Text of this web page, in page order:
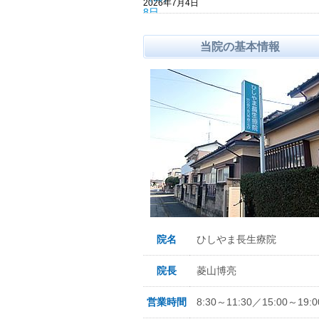
2026年7月4日
当院の基本情報
院名 ひしやま長生療院
院長 菱山博亮
営業時間 8:30～11:30／15:00～